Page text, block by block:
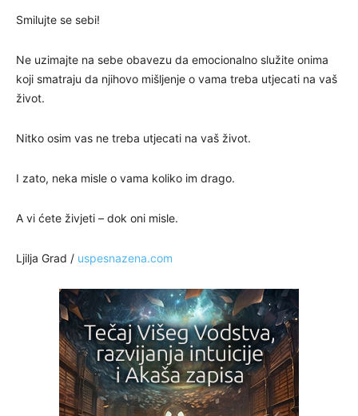
Smilujte se sebi!
Ne uzimajte na sebe obavezu da emocionalno služite onima
koji smatraju da njihovo mišljenje o vama treba utjecati na vaš
život.
Nitko osim vas ne treba utjecati na vaš život.
I zato, neka misle o vama koliko im drago.
A vi ćete živjeti – dok oni misle.
Ljilja Grad / uspesnazena.com